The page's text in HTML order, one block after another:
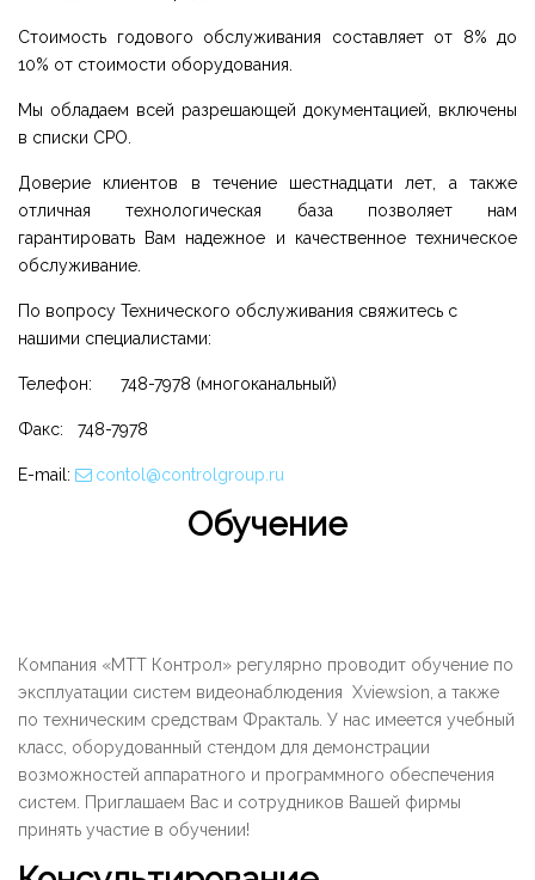
Стоимость годового обслуживания составляет от 8% до
10% от стоимости оборудования.
Мы обладаем всей разрешающей документацией, включены
в списки СРО.
Доверие клиентов в течение шестнадцати лет, а также
отличная технологическая база позволяет нам
гарантировать Вам надежное и качественное техническое
обслуживание.
По вопросу Технического обслуживания свяжитесь с
нашими специалистами:
Телефон: 748-7978 (многоканальный)
Факс: 748-7978
E-mail: contol@controlgroup.ru
Обучение
Компания «МТТ Контрол» регулярно проводит обучение по
эксплуатации систем видеонаблюдения Xviewsion, а также
по техническим средствам Фракталь. У нас имеется учебный
класс, оборудованный стендом для демонстрации
возможностей аппаратного и программного обеспечения
систем. Приглашаем Вас и сотрудников Вашей фирмы
принять участие в обучении!